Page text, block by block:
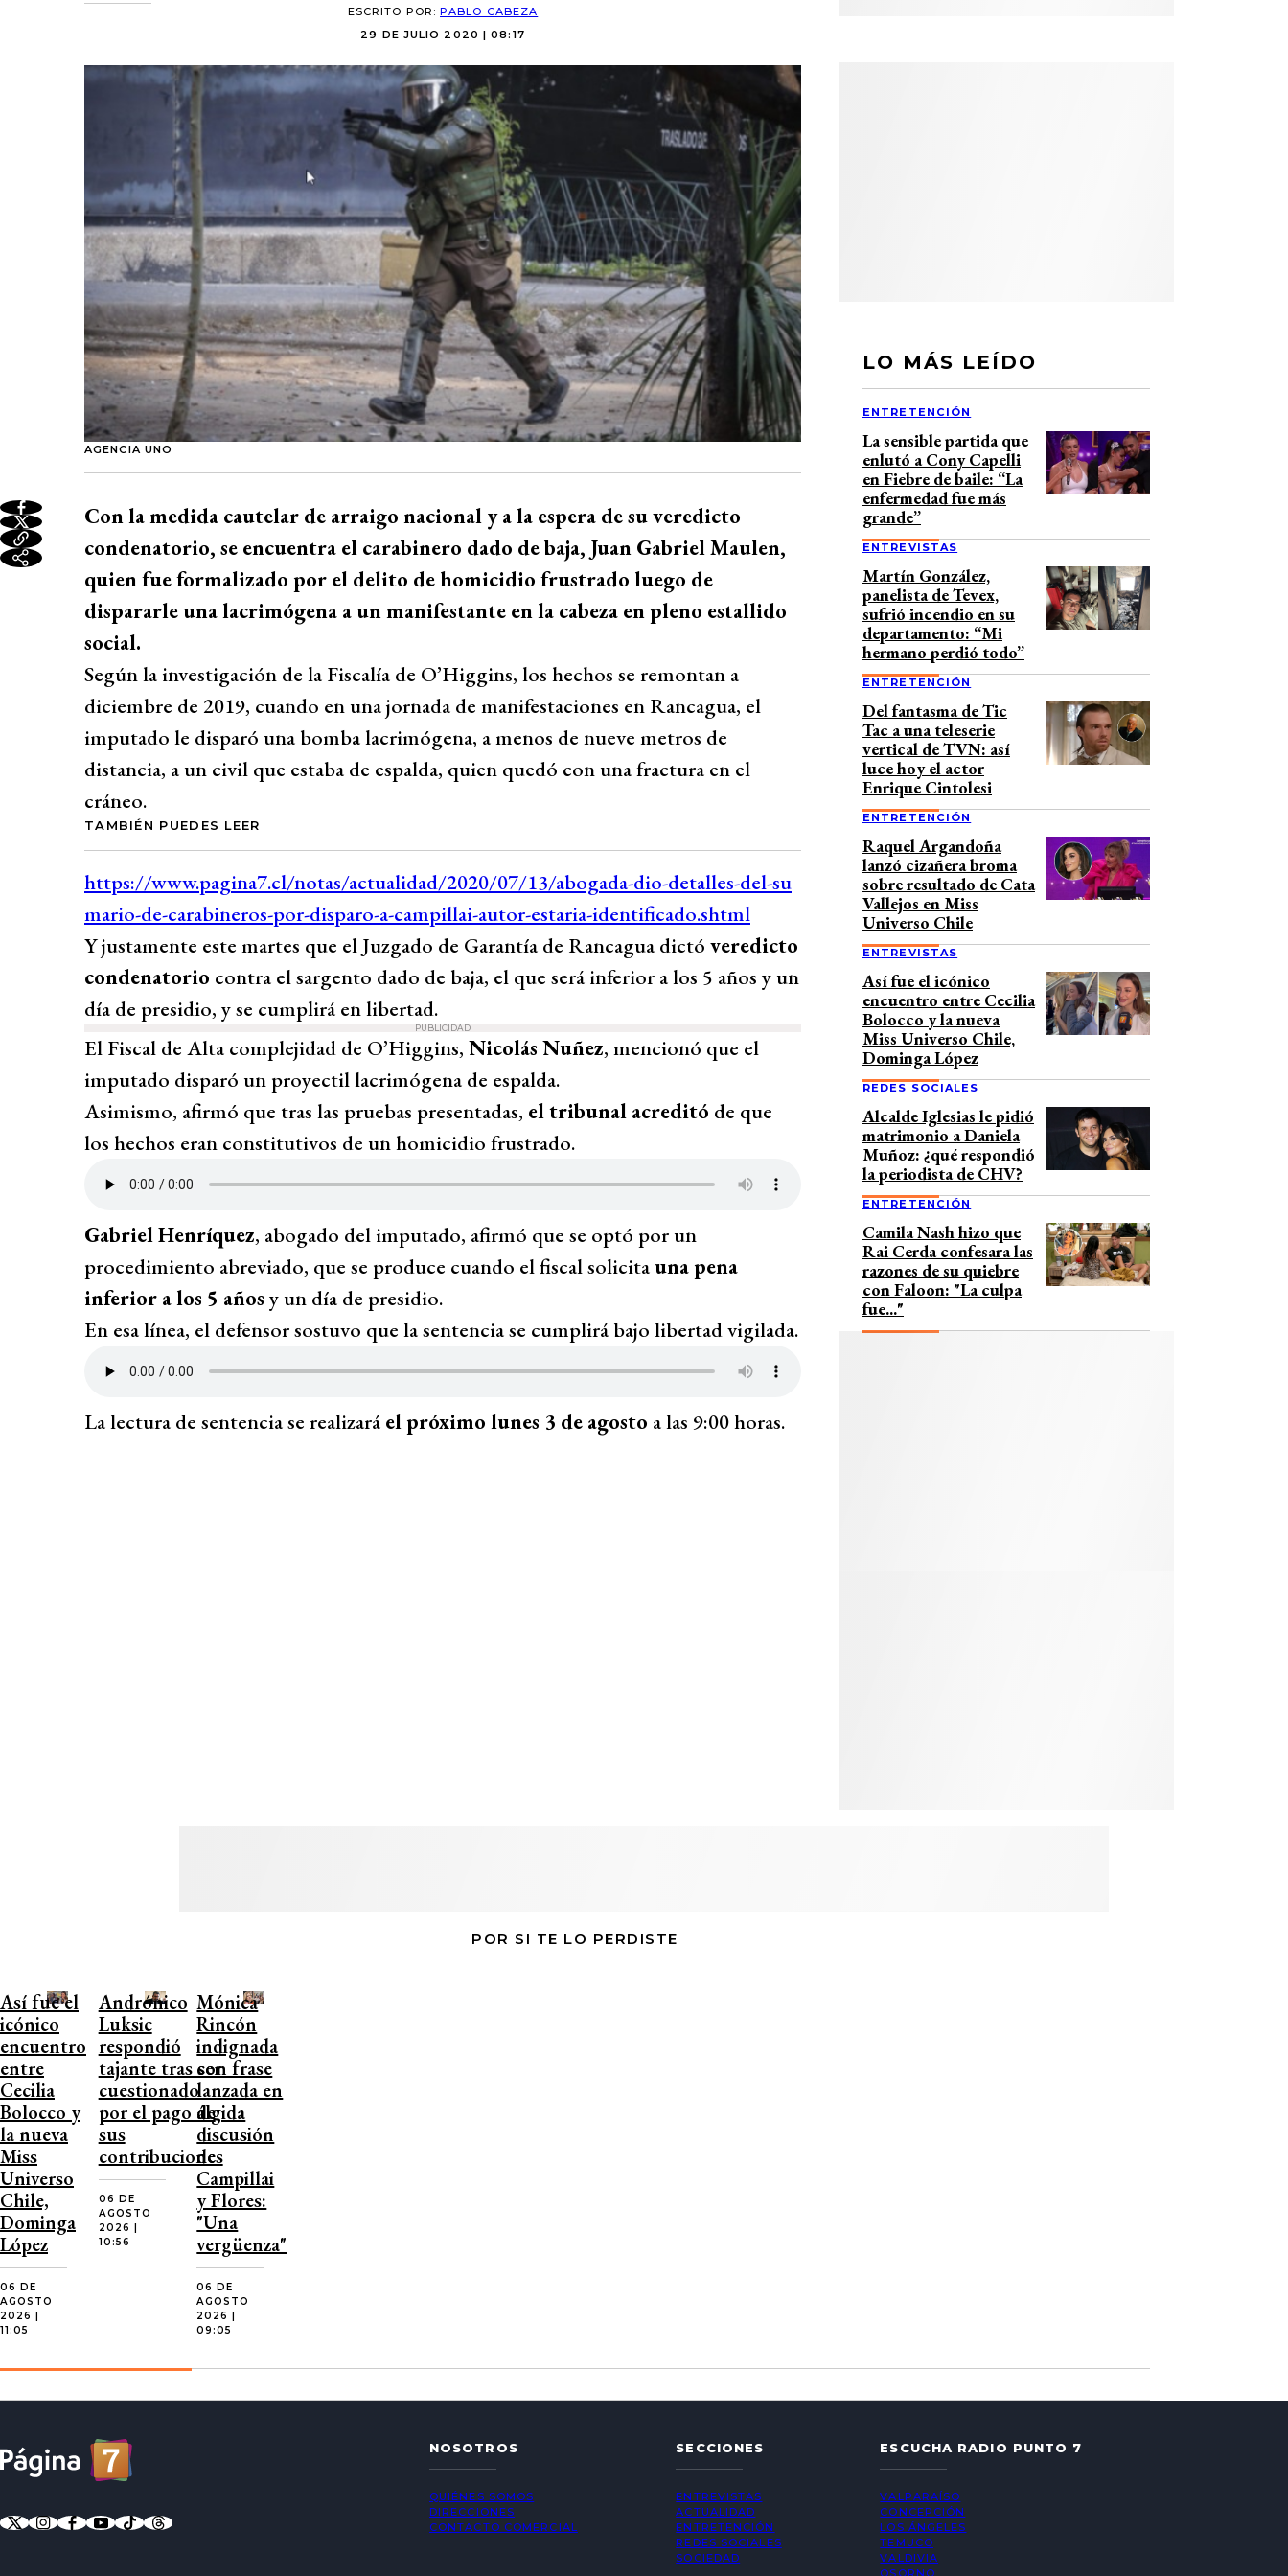
ESCRITO POR:PABLO CABEZA
29 DE JULIO 2020 | 08:17
AGENCIA UNO
Con la medida cautelar de arraigo nacional y a la espera de su veredicto
condenatorio, se encuentra el carabinero dado de baja, Juan Gabriel Maulen,
quien fue formalizado por el delito de homicidio frustrado luego de
dispararle una lacrimógena a un manifestante en la cabeza en pleno estallido
social.
Según la investigación de la Fiscalía de O’Higgins, los hechos se remontan a
diciembre de 2019, cuando en una jornada de manifestaciones en Rancagua, el
imputado le disparó una bomba lacrimógena, a menos de nueve metros de
distancia, a un civil que estaba de espalda, quien quedó con una fractura en el
cráneo.
TAMBIÉN PUEDES LEER
Y justamente este martes que el Juzgado de Garantía de Rancagua dictó veredicto
condenatorio contra el sargento dado de baja, el que será inferior a los 5 años y un
día de presidio, y se cumplirá en libertad.
PUBLICIDAD
El Fiscal de Alta complejidad de O’Higgins, Nicolás Nuñez, mencionó que el
imputado disparó un proyectil lacrimógena de espalda.
Asimismo, afirmó que tras las pruebas presentadas, el tribunal acreditó de que
los hechos eran constitutivos de un homicidio frustrado.
Gabriel Henríquez, abogado del imputado, afirmó que se optó por un
procedimiento abreviado, que se produce cuando el fiscal solicitauna pena
inferior a los 5 años y un día de presidio.
En esa línea, el defensor sostuvo que la sentencia se cumplirá bajo libertad vigilada.
La lectura de sentencia se realizará el próximo lunes 3 de agosto a las 9:00 horas.
LO MÁS LEÍDO
ENTRETENCIÓN
La sensible partida que
enlutó a Cony Capelli
en Fiebre de baile: “La
enfermedad fue más
grande”
ENTREVISTAS
Martín González,
panelista de Tevex,
sufrió incendio en su
departamento: “Mi
hermano perdió todo”
ENTRETENCIÓN
Del fantasma de Tic
Tac a una teleserie
vertical de TVN: así
luce hoy el actor
Enrique Cintolesi
ENTRETENCIÓN
Raquel Argandoña
lanzó cizañera broma
sobre resultado de Cata
Vallejos en Miss
Universo Chile
ENTREVISTAS
Así fue el icónico
encuentro entre Cecilia
Bolocco y la nueva
Miss Universo Chile,
Dominga López
REDES SOCIALES
Alcalde Iglesias le pidió
matrimonio a Daniela
Muñoz: ¿qué respondió
la periodista de CHV?
ENTRETENCIÓN
Camila Nash hizo que
Rai Cerda confesara las
razones de su quiebre
con Faloon: "La culpa
fue..."
POR SI TE LO PERDISTE
Así fue el
icónico
encuentro
entre
Cecilia
Bolocco y
la nueva
Miss
Universo
Chile,
Dominga
López
06 DE
AGOSTO
2026 |
11:05
Andrónico
Luksic
respondió
tajante tras ser
cuestionado
por el pago de
sus
contribuciones
06 DE
AGOSTO
2026 |
10:56
Mónica
Rincón
indignada
con frase
lanzada en
álgida
discusión
de
Campillai
y Flores:
"Una
vergüenza"
06 DE
AGOSTO
2026 |
09:05
NOSOTROS
QUIÉNES SOMOS
DIRECCIONES
CONTACTO COMERCIAL
SECCIONES
ENTREVISTAS
ACTUALIDAD
ENTRETENCIÓN
REDES SOCIALES
SOCIEDAD
ESCUCHA RADIO PUNTO 7
VALPARAÍSO
CONCEPCIÓN
LOS ÁNGELES
TEMUCO
VALDIVIA
OSORNO